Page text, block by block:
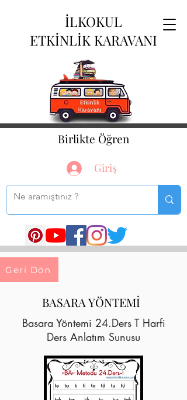
İLKOKUL
ETKİNLİK KARAVANI
Birlikte Öğren
Giriş
Geri Dön
BASARA YÖNTEMİ
Basara Yöntemi 24.Ders T Harfi
Ders Anlatım Sunusu